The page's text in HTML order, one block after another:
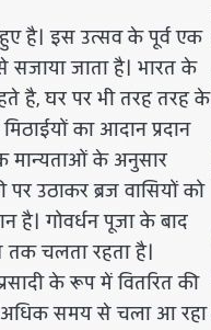
है। इस उत्सव के पूर्व एक
सजाया जाता है। भारत के
है, घर पर भी तरह तरह के
का आदान प्रदान
मान्यताओं के अनुसार
पर उठाकर ब्रज वासियों को
है। गोवर्धन पूजा के बाद
तक चलता रहता है।
के रूप में वितरित की
अधिक समय से चला आ रहा